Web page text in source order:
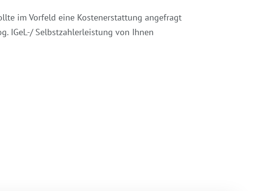
im Vorfeld eine Kostenerstattung angefragt
IGeL-/ Selbstzahlerleistung von Ihnen